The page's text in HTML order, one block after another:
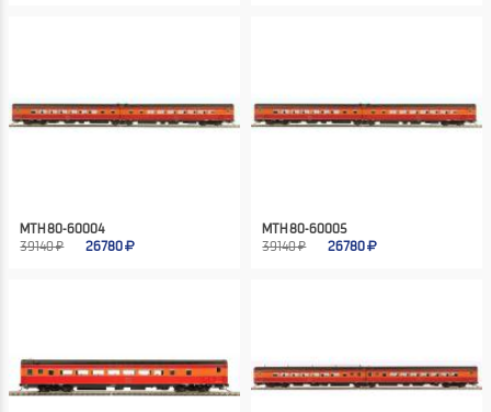
MTH 80-60004
39140 ₽
26780
MTH 80-60005
39140 ₽
26780